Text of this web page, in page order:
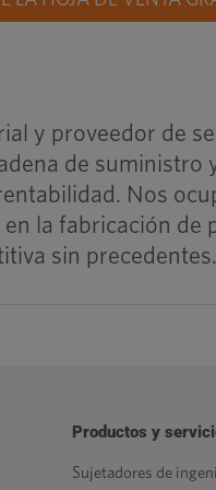
y proveedor de
de
Nos
la fabricación de
sin precedentes.
Productos y
Sujetadores de